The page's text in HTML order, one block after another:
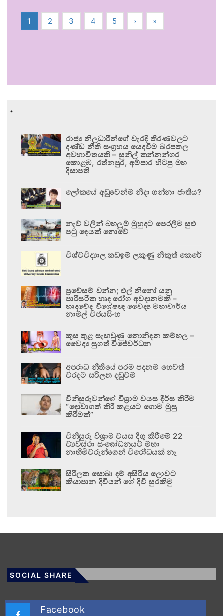
1 2 3 4 5 › »
.
රාජ්‍ය නිලධාරීන්ගේ වැරදි තීරණවලට
දණ්ඩ නීති සංග්‍රහය යෙදවීම බරපතල
අවභාවිතයකි – සුනිල් කන්නන්ගර
කොළඹ, රත්නපුර, අම්පාර හිටපු මහ
දිසාපති
ලෝකයේ අඩුවෙන්ම නිදා ගන්නා ජාතිය?
නැව් වලින් බහලුම් මුහුදට පෙරලීම සුළු
පටු දෙයක් නොවේ
විශ්වවිද්‍යාල කඩඉම් ලකුණු නිකුත් කෙරේ
ප්‍රවේසම් වන්න; එල් නිනෝ යනු
පාරිසරික හෘද රෝග අවදානමකි –
හෘදවේද විශේෂඥ වෛද්‍ය මහාචාර්ය
නාමල් විජයසිංහ
කුස තුළ සැඟවුණු නොනිදන කම්හල –
වෛද්‍ය සුගත් විජේවර්ධන
අපරාධ නීතියේ පරම පදනම හෙවත්
වරදට සරිලන දඬුවම
විනිසුරුවන්ගේ විශ්‍රාම වයස දීර්ඝ කිරීම
“දොවාගත් කිරි කළයට ගොම මුසු
කිරීමක්”
විනිසුරු විශ්‍රාම වයස දිගු කිරීමේ 22
ව්‍යවස්ථා සංශෝධනයට මහා
නාහිමිවරුන්ගෙන් විරෝධයක් නෑ
සිරිලක සොබා දම් අසිරිය ලොවට
කියාපාන දිවියන් ගේ දිවි සුරකිමු
SOCIAL SHARE
Facebook